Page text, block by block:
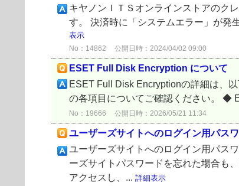
キヤノンＩＴＳオンラインストアのク
す。 決済時に「システムエラー」が発
表示
No：14862 公開日時：2024/04/02 09:00
ESET Full Disk Encryption について
ESET Full Disk Encryptionの詳細は、
の各項目についてご確認ください。 ◆
No：19666 公開日時：2026/05/21 11:34
ユーザーズサイトへのログイン用パス
ユーザーズサイトへのログイン用パス
ーズサイトパスワードを忘れた場合も
アクセスし、... 詳細表示